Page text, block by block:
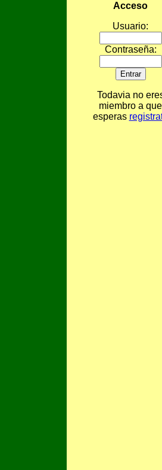
Acceso
Usuario:
Contraseña:
Todavia no
miembro a que
esperas